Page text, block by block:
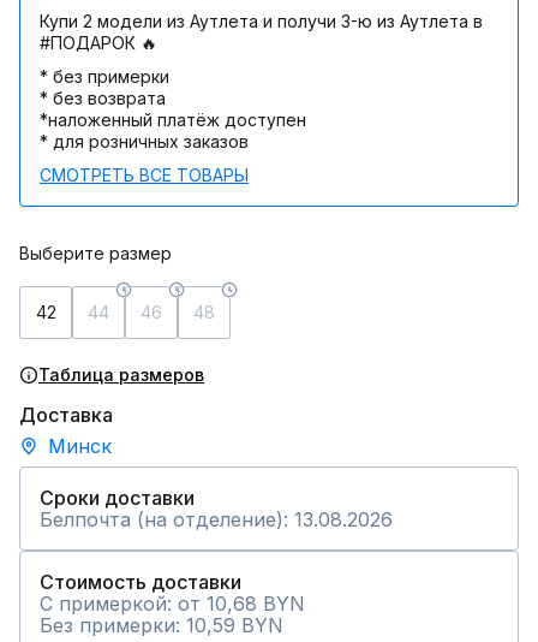
Купи 2 модели из Аутлета и получи 3-ю из Аутлета в
#ПОДАРОК 🔥
* без примерки
* без возврата
*наложенный платёж доступен
* для розничных заказов
СМОТРЕТЬ ВСЕ ТОВАРЫ
Выберите размер
42 44 46 48
Таблица размеров
Доставка
Минск
Сроки доставки
Белпочта (на отделение): 13.08.2026
Стоимость доставки
С примеркой: от 10,68 BYN
Без примерки: 10,59 BYN